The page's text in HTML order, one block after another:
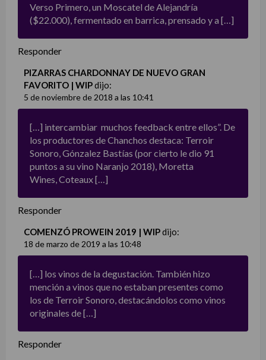
Verso Primero, un Moscatel de Alejandría
($22.000), fermentado en barrica, prensado y a […]
Responder
PIZARRAS CHARDONNAY DE NUEVO GRAN
FAVORITO | WIPdijo:
5 de noviembre de 2018 a las 10:41
[…] intercambiar muchos feedback entre ellos”. De
los productores de Chanchos destaca: Terroir
Sonoro, Gónzalez Bastías (por cierto le dio 91
puntos a su vino Naranjo 2018), Moretta
Wines, Coteaux […]
Responder
COMENZÓ PROWEIN 2019 | WIPdijo:
18 de marzo de 2019 a las 10:48
[…] los vinos de la degustación. También hizo
mención a vinos que no estaban presentes como
los de Terroir Sonoro, destacándolos como vinos
originales de […]
Responder